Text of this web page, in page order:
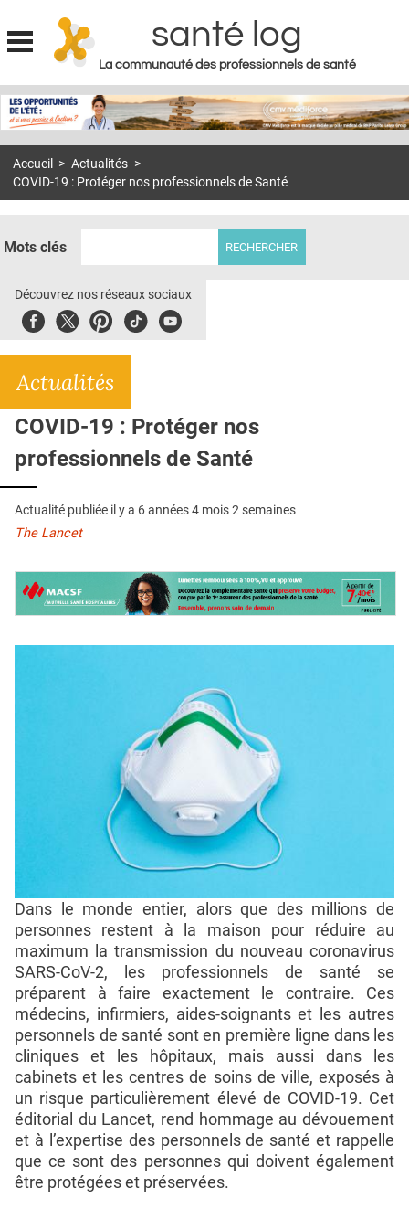
Jump to navigation
santé log
La communauté des professionnels de santé
MON COMPTE
S'ABONNER À LA REVUE SOIN À DOMICILE
DOSSIERS
E-REVUE SAD
L'APP
QUI SOMMES-NOUS ?
PUBLICITÉ
CONDITIONS GÉNÉRALES
CONTACT
Accueil > Actualités >
COVID-19 : Protéger nos professionnels de Santé
Mots clés
Découvrez nos réseaux sociaux
FacebookTwitterPinterest
TiktokYoubute
Actualités
COVID-19 : Protéger nos
professionnels de Santé
Actualité publiée il y a 6 années 4 mois 2 semaines
The Lancet
Dans le monde entier, alors que des millions de
personnes restent à la maison pour réduire au
maximum la transmission du nouveau coronavirus
SARS-CoV-2, les professionnels de santé se
préparent à faire exactement le contraire. Ces
médecins, infirmiers, aides-soignants et les autres
personnels de santé sont en première ligne dans les
cliniques et les hôpitaux, mais aussi dans les
cabinets et les centres de soins de ville, exposés à
un risque particulièrement élevé de COVID-19. Cet
éditorial du Lancet, rend hommage au dévouement
et à l’expertise des personnels de santé et rappelle
que ce sont des personnes qui doivent également
être protégées et préservées.